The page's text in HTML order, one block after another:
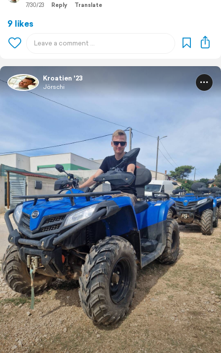
7/30/23 Reply Translate
9 likes
Kroatien '23
Jörschi